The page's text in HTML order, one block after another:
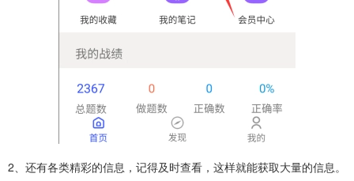
2、还有各类精彩的信息，记得及时查看，这样就能获取大量的信息。